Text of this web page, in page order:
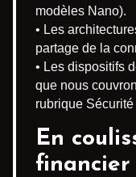
modèles Nano).
• Les
partage de la
• Les dispositifs
que nous
rubrique
En
financier